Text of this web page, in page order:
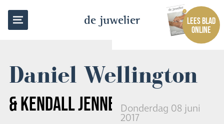
de juwelier
LEES BLAD
ONLINE
Daniel Wellington
& KENDALL JENNERDonderdag 08 juni
2017
TERUG NAAR OVERZICHT